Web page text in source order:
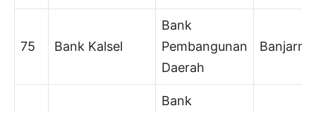
75 Bank Kalsel
Bank
Pembangunan
Daerah
Bank